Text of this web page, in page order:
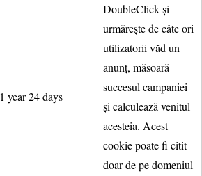
1 year 24 days
DoubleClick și
urmărește de câte ori
utilizatorii văd un
anunț, măsoară
succesul campaniei
și calculează venitul
acesteia. Acest
cookie poate fi citit
doar de pe domeniul